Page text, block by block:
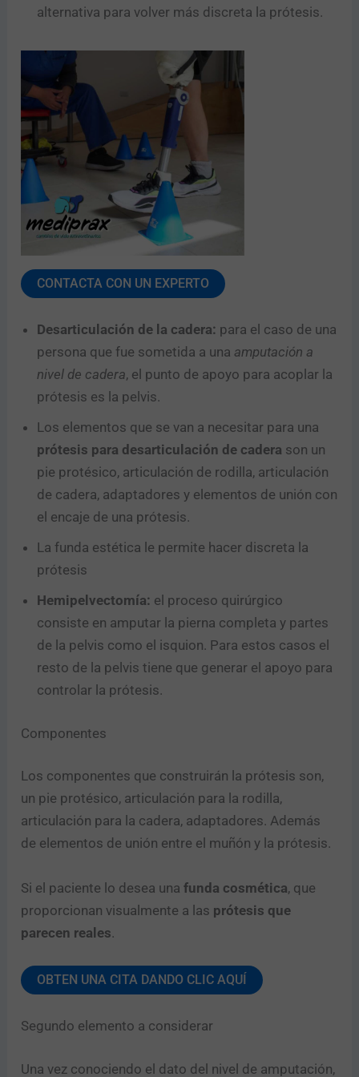
alternativa para volver más discreta la prótesis.
CONTACTA CON UN EXPERTO
Desarticulación de la cadera: para el caso de una
persona que fue sometida a una amputación a
nivel de cadera, el punto de apoyo para acoplar la
prótesis es la pelvis.
Los elementos que se van a necesitar para una
prótesis para desarticulación de cadera son un
pie protésico, articulación de rodilla, articulación
de cadera, adaptadores y elementos de unión con
el encaje de una prótesis.
La funda estética le permite hacer discreta la
prótesis
Hemipelvectomía: el proceso quirúrgico
consiste en amputar la pierna completa y partes
de la pelvis como el isquion. Para estos casos el
resto de la pelvis tiene que generar el apoyo para
controlar la prótesis.
Componentes
Los componentes que construirán la prótesis son,
un pie protésico, articulación para la rodilla,
articulación para la cadera, adaptadores. Además
de elementos de unión entre el muñón y la prótesis.
Si el paciente lo desea unafunda cosmética, que
proporcionan visualmente a las prótesis que
parecen reales.
OBTEN UNA CITA DANDO CLIC AQUÍ
Segundo elemento a considerar
Una vez conociendo el dato del nivel de amputación,